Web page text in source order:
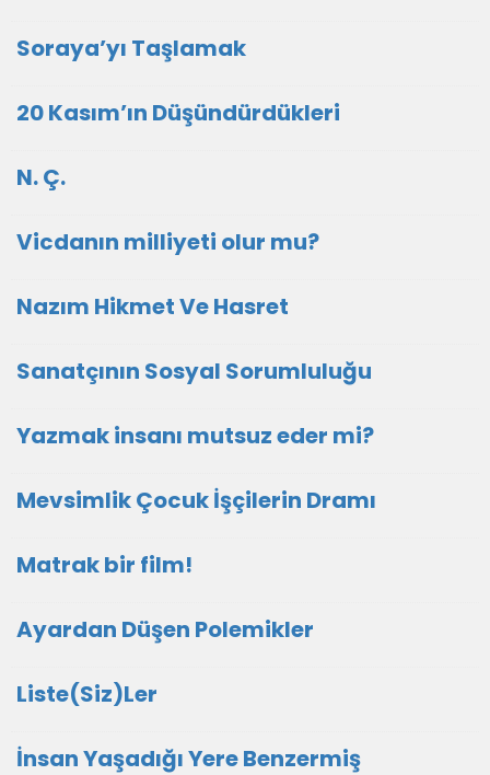
Soraya’yı Taşlamak
20 Kasım’ın Düşündürdükleri
N. Ç.
Vicdanın milliyeti olur mu?
Nazım Hikmet Ve Hasret
Sanatçının Sosyal Sorumluluğu
Yazmak insanı mutsuz eder mi?
Mevsimlik Çocuk İşçilerin Dramı
Matrak bir film!
Ayardan Düşen Polemikler
Liste(Siz)Ler
İnsan Yaşadığı Yere Benzermiş